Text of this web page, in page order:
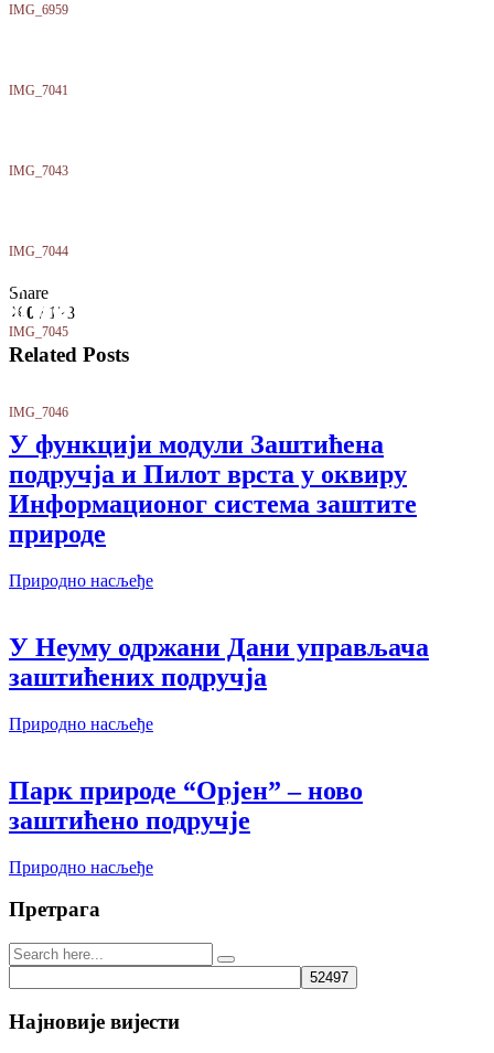
IMG_6959
IMG_7041
IMG_7043
IMG_7044
IMG_7045
IMG_7046
Share
100 / 128
Related Posts
У функцији модули Заштићена
подручја и Пилот врста у оквиру
Информационoг система заштите
природе
Природно насљеђе
У Неуму одржани Дани управљача
заштићених подручја
Природно насљеђе
Парк природе “Орјен” – ново
заштићено подручје
Природно насљеђе
Претрага
Најновије вијести